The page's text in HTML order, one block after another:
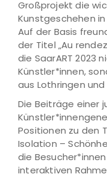
Großprojekt die
Kunstgeschehen
Auf der Basis
der Titel „Au
die SaarART 2023
Künstler*innen,
aus Lothringen und
Die Beiträge einer
Positionen zu den
Isolation –
die
interaktiven